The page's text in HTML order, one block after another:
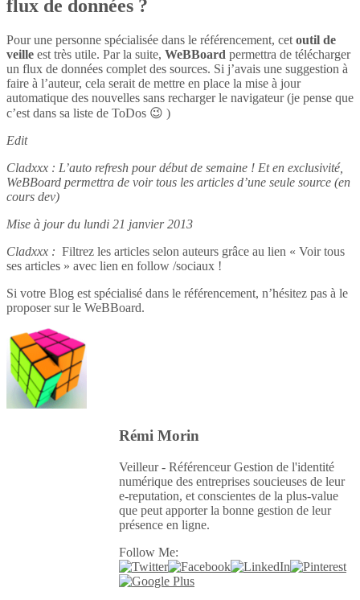
flux de données ?
Pour une personne spécialisée dans le référencement, cet outil de
veille est très utile. Par la suite, WeBBoard permettra de télécharger
un flux de données complet des sources. Si j’avais une suggestion à
faire à l’auteur, cela serait de mettre en place la mise à jour
automatique des nouvelles sans recharger le navigateur (je pense que
c’est dans sa liste de ToDos 😉 )
Edit
Cladxxx : L’auto refresh pour début de semaine ! Et en exclusivité,
WeBBoard permettra de voir tous les articles d’une seule source (en
cours dev)
Mise à jour du lundi 21 janvier 2013
Cladxxx : Filtrez les articles selon auteurs grâce au lien « Voir tous
ses articles » avec lien en follow /sociaux !
Si votre Blog est spécialisé dans le référencement, n’hésitez pas à le
proposer sur le WeBBoard.
Rémi Morin
Veilleur - Référenceur Gestion de l'identité
numérique des entreprises soucieuses de leur
e-reputation, et conscientes de la plus-value
que peut apporter la bonne gestion de leur
présence en ligne.
Follow Me: